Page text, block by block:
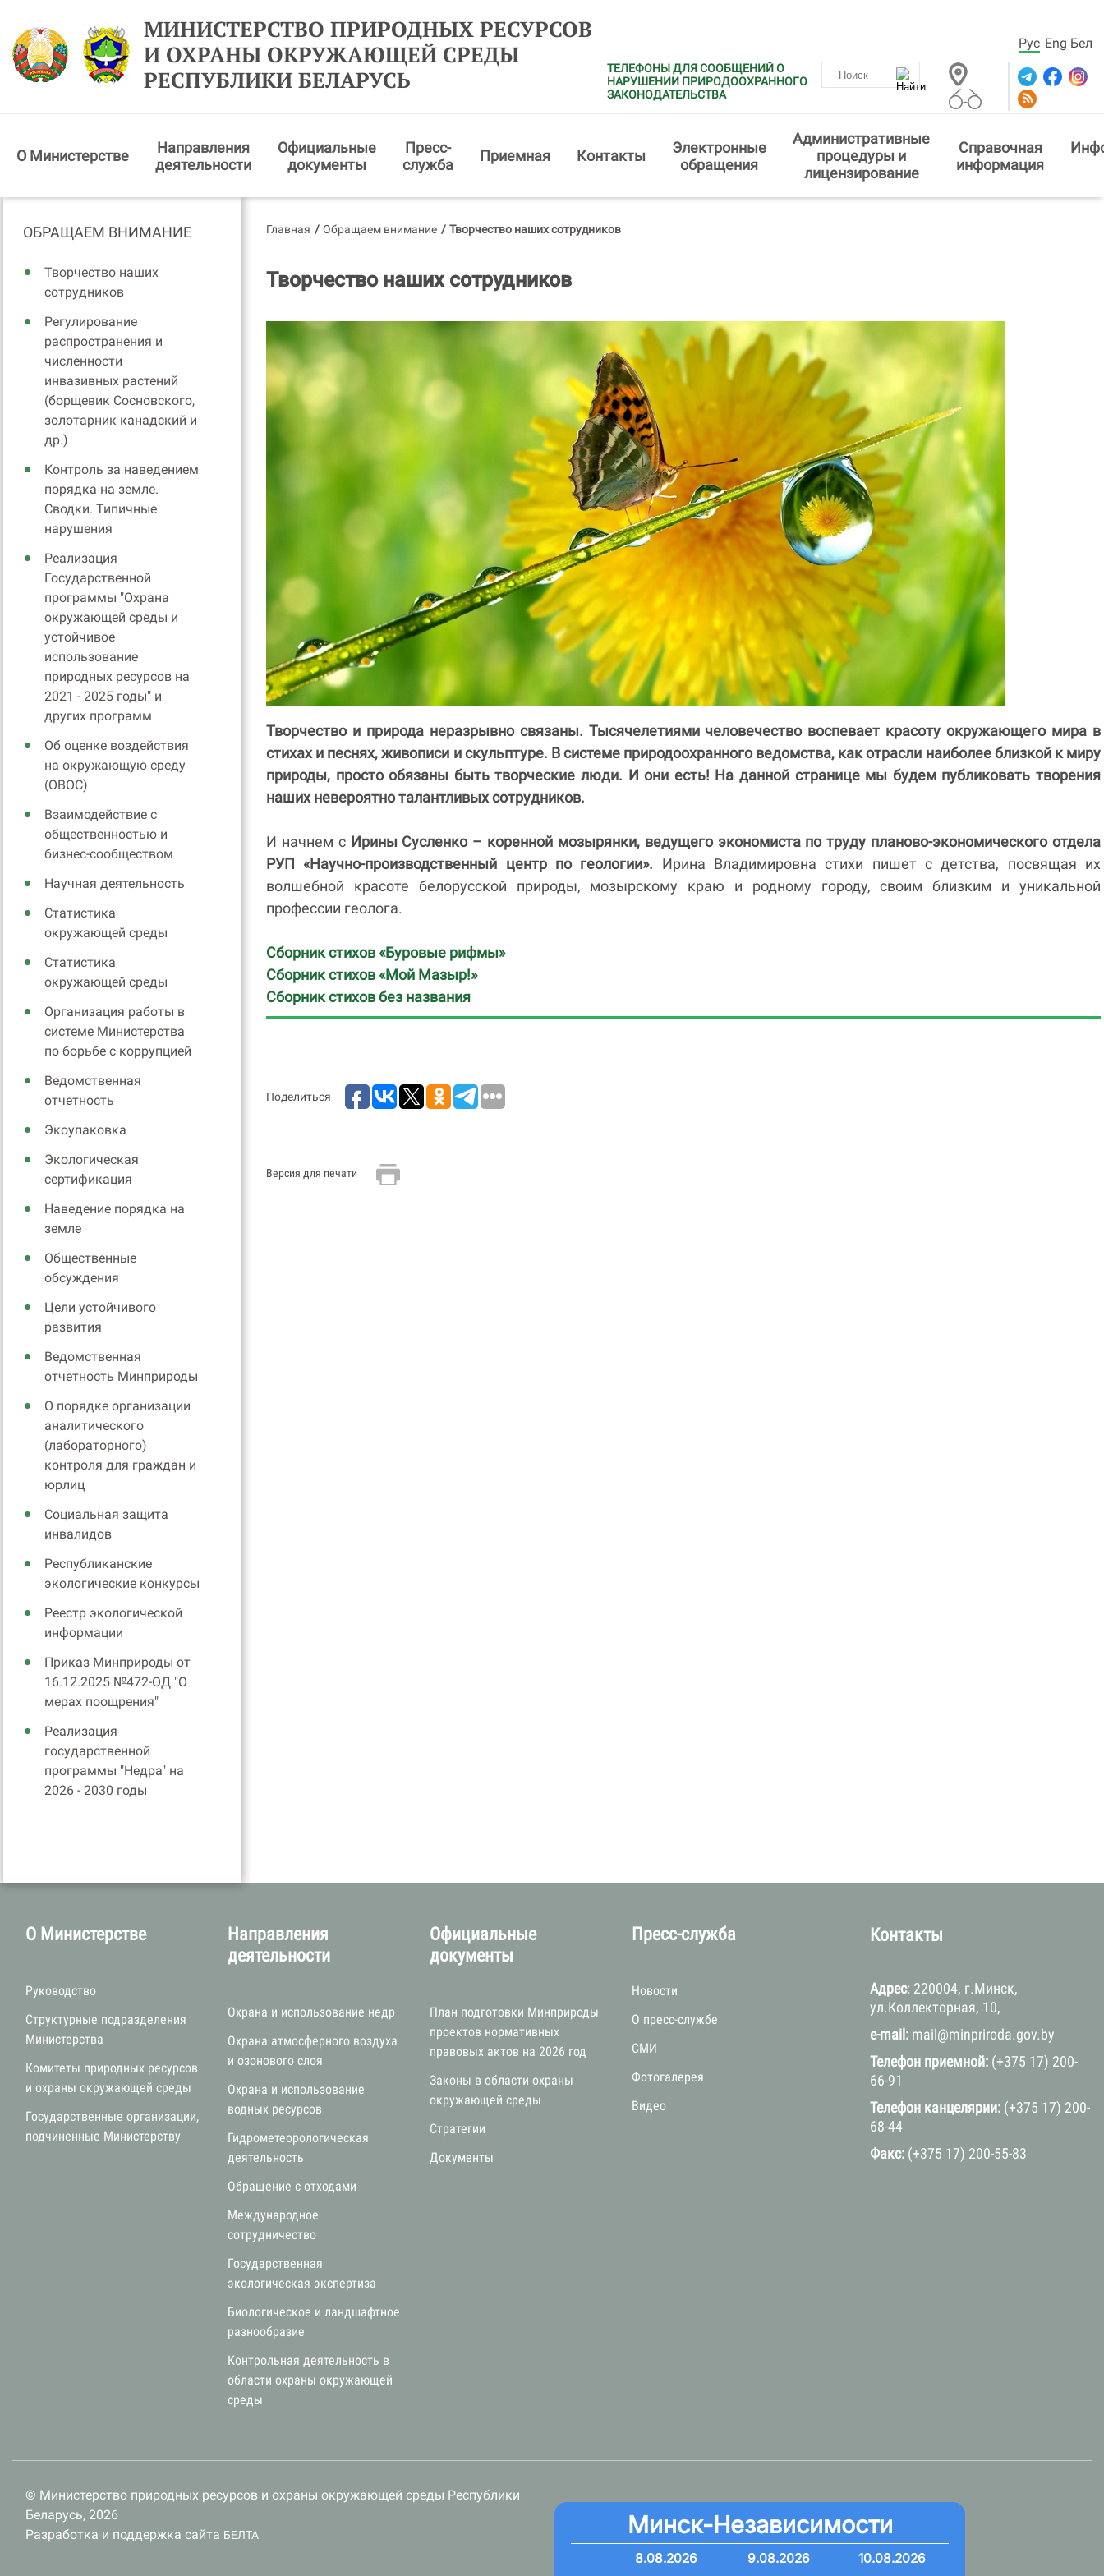
МИНИСТЕРСТВО ПРИРОДНЫХ РЕСУРСОВ
И ОХРАНЫ ОКРУЖАЮЩЕЙ СРЕДЫ
РЕСПУБЛИКИ БЕЛАРУСЬ
Рус Eng Бел
ТЕЛЕФОНЫ ДЛЯ СООБЩЕНИЙ О
НАРУШЕНИИ ПРИРОДООХРАННОГО
ЗАКОНОДАТЕЛЬСТВА
О Министерстве
Направления
деятельности
Официальные
документы
Пресс-
служба
Приемная Контакты
Электронные
обращения
Административные
процедуры и
лицензирование
Справочная
информация
ОБРАЩАЕМ ВНИМАНИЕ
Творчество наших
сотрудников
Регулирование
распространения и
численности
инвазивных растений
(борщевик Сосновского,
золотарник канадский и
др.)
Контроль за наведением
порядка на земле.
Сводки. Типичные
нарушения
Реализация
Государственной
программы "Охрана
окружающей среды и
устойчивое
использование
природных ресурсов на
2021 - 2025 годы" и
других программ
Об оценке воздействия
на окружающую среду
(ОВОС)
Взаимодействие с
общественностью и
бизнес-сообществом
Научная деятельность
Статистика
окружающей среды
Статистика
окружающей среды
Организация работы в
системе Министерства
по борьбе с коррупцией
Ведомственная
отчетность
Экоупаковка
Экологическая
сертификация
Наведение порядка на
земле
Общественные
обсуждения
Цели устойчивого
развития
Ведомственная
отчетность Минприроды
О порядке организации
аналитического
(лабораторного)
контроля для граждан и
юрлиц
Социальная защита
инвалидов
Республиканские
экологические конкурсы
Реестр экологической
информации
Приказ Минприроды от
16.12.2025 №472-ОД "О
мерах поощрения"
Реализация
государственной
программы "Недра" на
2026 - 2030 годы
Главная / Обращаем внимание / Творчество наших сотрудников
Творчество наших сотрудников
Творчество и природа неразрывно связаны. Тысячелетиями человечество воспевает красоту окружающего мира в
стихах и песнях, живописи и скульптуре. В системе природоохранного ведомства, как отрасли наиболее близкой к миру
природы, просто обязаны быть творческие люди. И они есть! На данной странице мы будем публиковать творения
наших невероятно талантливых сотрудников.
И начнем с Ирины Сусленко – коренной мозырянки, ведущего экономиста по труду планово-экономического отдела
РУП «Научно-производственный центр по геологии». Ирина Владимировна стихи пишет с детства, посвящая их
волшебной красоте белорусской природы, мозырскому краю и родному городу, своим близким и уникальной
профессии геолога.
Сборник стихов «Буровые рифмы»
Сборник стихов «Мой Мазыр!»
Сборник стихов без названия
Поделиться
Версия для печати
О Министерстве
Руководство
Структурные подразделения
Министерства
Комитеты природных ресурсов
и охраны окружающей среды
Государственные организации,
подчиненные Министерству
Направления
деятельности
Охрана и использование недр
Охрана атмосферного воздуха
и озонового слоя
Охрана и использование
водных ресурсов
Гидрометеорологическая
деятельность
Обращение с отходами
Международное
сотрудничество
Государственная
экологическая экспертиза
Биологическое и ландшафтное
разнообразие
Контрольная деятельность в
области охраны окружающей
среды
Официальные
документы
План подготовки Минприроды
проектов нормативных
правовых актов на 2026 год
Законы в области охраны
окружающей среды
Стратегии
Документы
Пресс-служба
Новости
О пресс-службе
СМИ
Фотогалерея
Видео
Контакты
Адрес: 220004, г.Минск,
ул.Коллекторная, 10,
e-mail: mail@minpriroda.gov.by
Телефон приемной: (+375 17) 200-
66-91
Телефон канцелярии: (+375 17) 200-
68-44
Факс: (+375 17) 200-55-83
© Министерство природных ресурсов и охраны окружающей среды Республики
Беларусь, 2026
Разработка и поддержка сайта БЕЛТА Минск-Независимости
8.08.2026 9.08.2026 10.08.2026